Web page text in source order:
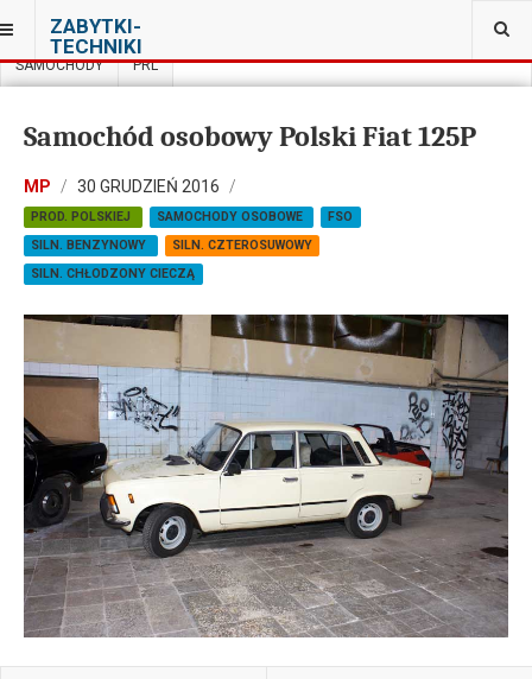
ZABYTKI-
TECHNIKI
JESTEŚ TUTAJ: MUZEUM TECHNIKI I MOTORYZACJI W OTRĘBUSACH
SAMOCHODY PRL
Samochód osobowy Polski Fiat 125P
MP 30 GRUDZIEŃ 2016
PROD. POLSKIEJ SAMOCHODY OSOBOWE
FSO
SILN. BENZYNOWY
SILN. CZTEROSUWOWY
SILN. CHŁODZONY CIECZĄ